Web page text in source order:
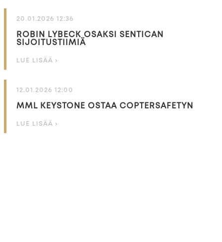
20.01.2026 12:36
ROBIN LYBECK OSAKSI SENTICAN
SIJOITUSTIIMIÄ
LUE LISÄÄ ›
12.01.2026 12:00
MML KEYSTONE OSTAA COPTERSAFETYN
LUE LISÄÄ ›